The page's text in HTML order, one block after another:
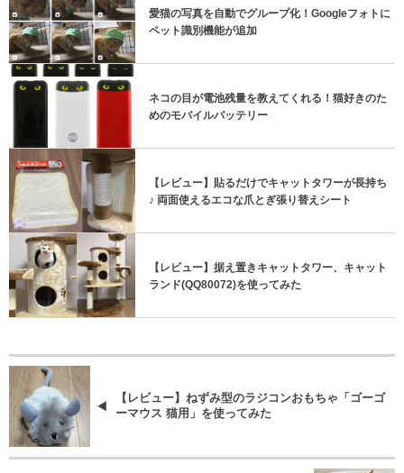
愛猫の写真を自動でグループ化！Googleフォトに
ペット識別機能が追加
ネコの目が電池残量を教えてくれる！猫好きのた
めのモバイルバッテリー
【レビュー】貼るだけでキャットタワーが長持ち
♪ 両面使えるエコな爪とぎ張り替えシート
【レビュー】据え置きキャットタワー、キャット
ランド(QQ80072)を使ってみた
【レビュー】ねずみ型のラジコンおもちゃ「ゴーゴ
ーマウス 猫用」を使ってみた